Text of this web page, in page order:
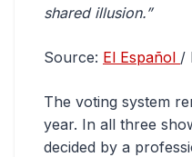
shared illusion.”
Source: El Español /
The voting system
year. In all three
decided by a